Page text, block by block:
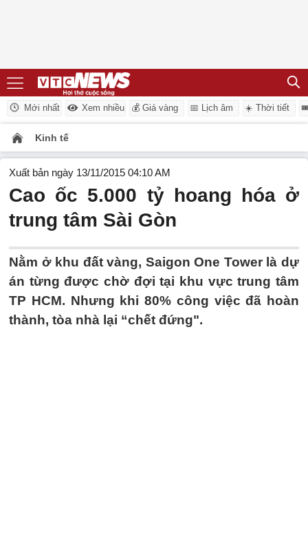
Mới nhất Xem nhiều 💰 Giá vàng 📅 Lịch âm ☀️ Thời tiết
Kinh tế
Xuất bản ngày 13/11/2015 04:10 AM
Cao ốc 5.000 tỷ hoang hóa ở
trung tâm Sài Gòn
Nằm ở khu đất vàng, Saigon One Tower là dự
án từng được chờ đợi tại khu vực trung tâm
TP HCM. Nhưng khi 80% công việc đã hoàn
thành, tòa nhà lại “chết đứng".